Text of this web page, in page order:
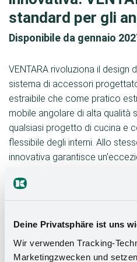
Deine Privatsphäre ist uns
Wir verwenden Tracking-
Marketingzwecken und
standard per gli
Disponibile da gennaio
VENTARA rivoluziona il design
sistema di accessori
estraibile che come pratico
mobile angolare di alta qualità
qualsiasi progetto di cucina e
flessibile degli interni. Allo
innovativa garantisce
per angolo. VENTARA
delle rubinetterie ad angolo e
funzionalità .